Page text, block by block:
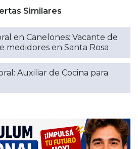
Similares
en Canelones: Vacante de
medidores en Santa Rosa
Auxiliar de Cocina para